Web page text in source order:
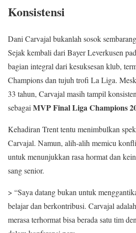
Konsistensi
Dani Carvajal bukanlah sosok
Sejak kembali dari Bayer Leverkusen
bagian integral dari kesuksesan klub,
Champions dan tujuh trofi La Liga.
33 tahun, Carvajal masih tampil
sebagai MVP Final Liga Champions
Kehadiran Trent tentu menimbulkan
Carvajal. Namun, alih-alih memicu
untuk menunjukkan rasa hormat dan
sang senior.
> “Saya datang bukan untuk
belajar dan berkontribusi. Carvajal
merasa terhormat bisa berada satu tim